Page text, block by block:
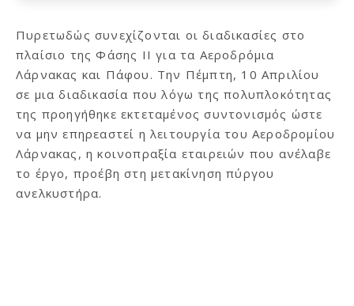
Πυρετωδώς συνεχίζονται οι διαδικασίες στο
πλαίσιο της Φάσης ΙΙ για τα Αεροδρόμια
Λάρνακας και Πάφου. Την Πέμπτη, 10 Απριλίου
σε μια διαδικασία που λόγω της πολυπλοκότητας
της προηγήθηκε εκτεταμένος συντονισμός ώστε
να μην επηρεαστεί η λειτουργία του Αεροδρομίου
Λάρνακας, η κοινοπραξία εταιρειών που ανέλαβε
το έργο, προέβη στη μετακίνηση πύργου
ανελκυστήρα.